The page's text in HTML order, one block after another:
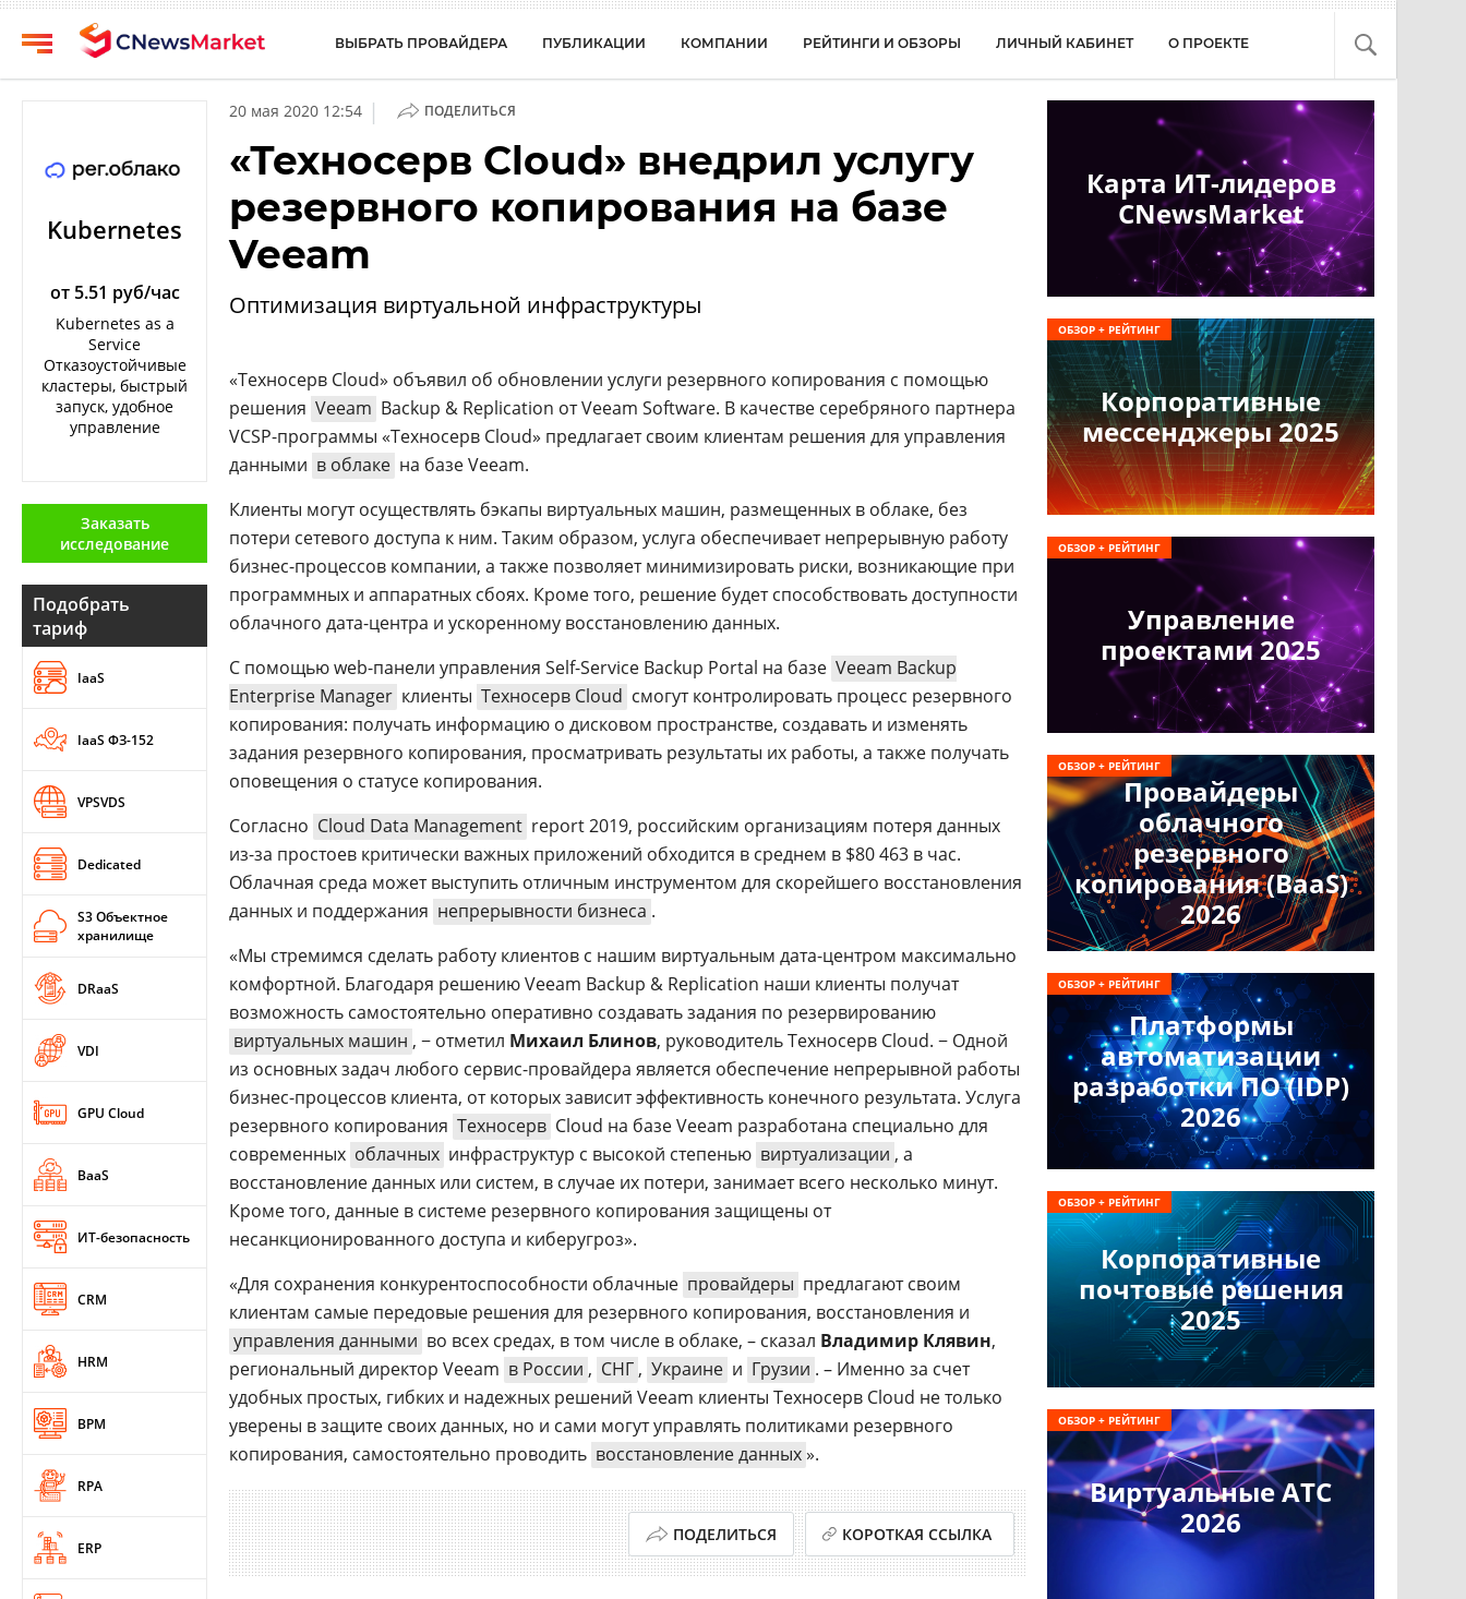
Публикации
обзоры
Личный
кабинет
проекте
Аналитика
Конференции
Техника
издании
Вакансии
Контакты
Telegram
Конференции
Техника
ВЫБРАТЬ ПРОВАЙДЕРА ПУБЛИКАЦИИ КОМПАНИИ РЕЙТИНГИ И ОБЗОРЫ ЛИЧНЫЙ КАБИНЕТ О ПРОЕКТЕ
Kubernetes
от 5.51 руб/час
Kubernetes as a
Service
Отказоустойчивые
кластеры, быстрый
запуск, удобное
управление
Заказать
исследование
Подобрать
тариф
IaaS
IaaS ФЗ-152
VPSVDS
Dedicated
S3 Объектное
хранилище
DRaaS
VDI
GPU Cloud
BaaS
ИТ-безопасность
CRM
HRM
BPM
RPA
ERP
20 мая 2020 12:54 | ПОДЕЛИТЬСЯ
«Техносерв Cloud» внедрил услугу
резервного копирования на базе
Veeam
Оптимизация виртуальной инфраструктуры
«Техносерв Cloud» объявил об обновлении услуги резервного копирования с помощью
решения Veeam Backup & Replication от Veeam Software. В качестве серебряного партнера
VCSP-программы «Техносерв Cloud» предлагает своим клиентам решения для управления
данными в облаке на базе Veeam.
Клиенты могут осуществлять бэкапы виртуальных машин, размещенных в облаке, без
потери сетевого доступа к ним. Таким образом, услуга обеспечивает непрерывную работу
бизнес-процессов компании, а также позволяет минимизировать риски, возникающие при
программных и аппаратных сбоях. Кроме того, решение будет способствовать доступности
облачного дата-центра и ускоренному восстановлению данных.
С помощью web-панели управления Self-Service Backup Portal на базе Veeam Backup
Enterprise Manager клиенты Техносерв Cloud смогут контролировать процесс резервного
копирования: получать информацию о дисковом пространстве, создавать и изменять
задания резервного копирования, просматривать результаты их работы, а также получать
оповещения о статусе копирования.
Согласно Cloud Data Management report 2019, российским организациям потеря данных
из-за простоев критически важных приложений обходится в среднем в $80 463 в час.
Облачная среда может выступить отличным инструментом для скорейшего восстановления
данных и поддержания непрерывности бизнеса .
«Мы стремимся сделать работу клиентов с нашим виртуальным дата-центром максимально
комфортной. Благодаря решению Veeam Backup & Replication наши клиенты получат
возможность самостоятельно оперативно создавать задания по резервированию
виртуальных машин , − отметил Михаил Блинов, руководитель Техносерв Cloud. − Одной
из основных задач любого сервис-провайдера является обеспечение непрерывной работы
бизнес-процессов клиента, от которых зависит эффективность конечного результата. Услуга
резервного копирования Техносерв Cloud на базе Veeam разработана специально для
современных облачных инфраструктур с высокой степенью виртуализации , а
восстановление данных или систем, в случае их потери, занимает всего несколько минут.
Кроме того, данные в системе резервного копирования защищены от
несанкционированного доступа и киберугроз».
«Для сохранения конкурентоспособности облачные провайдеры предлагают своим
клиентам самые передовые решения для резервного копирования, восстановления и
управления данными во всех средах, в том числе в облаке, – сказал Владимир Клявин,
региональный директор Veeam в России , СНГ , Украине и Грузии . – Именно за счет
удобных простых, гибких и надежных решений Veeam клиенты Техносерв Cloud не только
уверены в защите своих данных, но и сами могут управлять политиками резервного
копирования, cамостоятельно проводить восстановление данных».
ПОДЕЛИТЬСЯ КОРОТКАЯ ССЫЛКА
Карта ИТ-лидеров
CNewsMarket
Корпоративные
мессенджеры 2025
ОБЗОР + РЕЙТИНГ
Управление
проектами 2025
ОБЗОР + РЕЙТИНГ
Провайдеры
облачного
резервного
копирования (BaaS)
2026
ОБЗОР + РЕЙТИНГ
Платформы
автоматизации
разработки ПО (IDP)
2026
ОБЗОР + РЕЙТИНГ
Корпоративные
почтовые решения
2025
ОБЗОР + РЕЙТИНГ
Виртуальные АТС
2026
ОБЗОР + РЕЙТИНГ